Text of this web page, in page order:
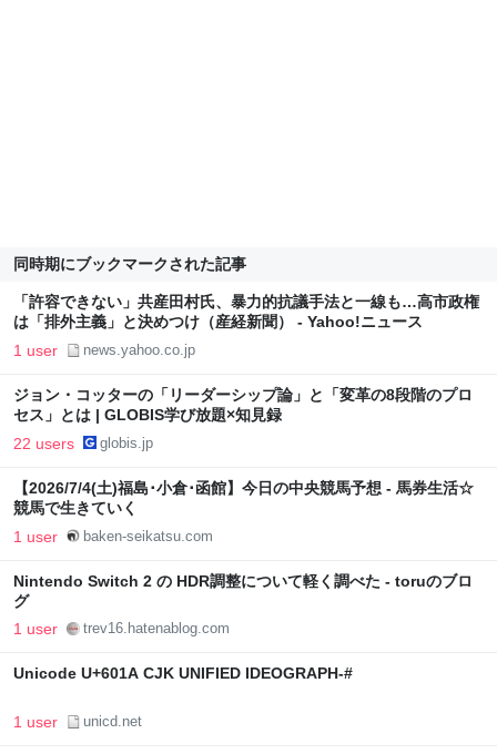
同時期にブックマークされた記事
「許容できない」共産田村氏、暴力的抗議手法と一線も…高市政権
は「排外主義」と決めつけ（産経新聞） - Yahoo!ニュース
1 user news.yahoo.co.jp
ジョン・コッターの「リーダーシップ論」と「変革の8段階のプロ
セス」とは | GLOBIS学び放題×知見録
22 users globis.jp
【2026/7/4(土)福島･小倉･函館】今日の中央競馬予想 - 馬券生活☆
競馬で生きていく
1 user baken-seikatsu.com
Nintendo Switch 2 の HDR調整について軽く調べた - toruのブロ
グ
1 user trev16.hatenablog.com
Unicode U+601A CJK UNIFIED IDEOGRAPH-#
1 user unicd.net